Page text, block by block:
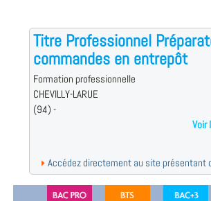
Titre Professionnel
commandes en entrepôt
Formation professionnelle
CHEVILLY-LARUE
(94) -
Voir
Accédez directement au site présentant